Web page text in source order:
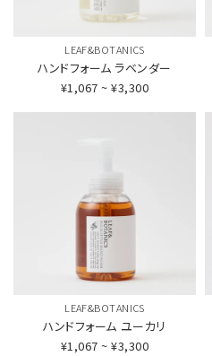
LEAF&BOTANICS
ハンドフォーム ラベンダー
¥1,067 ~ ¥3,300
LEAF&BOTANICS
ハンドフォーム ユーカリ
¥1,067 ~ ¥3,300